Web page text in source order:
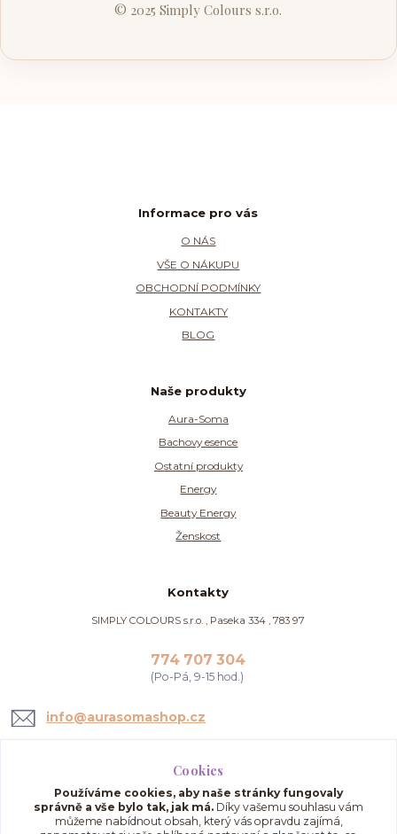
© 2025 Simply Colours s.r.o.
Informace pro vás
O NÁS
VŠE O NÁKUPU
OBCHODNÍ PODMÍNKY
KONTAKTY
BLOG
Naše produkty
Aura-Soma
Bachovy esence
Ostatní produkty
Energy
Beauty Energy
Ženskost
Kontakty
SIMPLY COLOURS s.r.o. , Paseka 334 , 783 97
774 707 304
(Po-Pá, 9-15 hod.)
info@aurasomashop.cz
Cookies
Používáme cookies, aby naše stránky fungovaly
správně a vše bylo tak, jak má. Díky vašemu souhlasu vám
můžeme nabídnout obsah, který vás opravdu zajímá,